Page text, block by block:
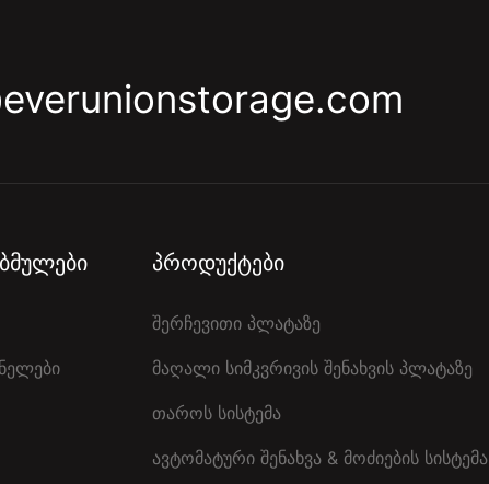
Პროდუქტები
Შერჩევითი Პლატაზე
Მაღალი Სიმკვრივის Შენახვის Პლატაზე
Თაროს Სისტემა
Ავტომატური Შენახვა & Მოძიების Სისტემა